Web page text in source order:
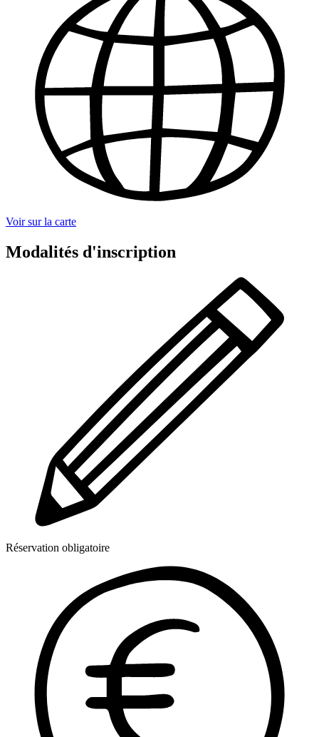
Voir sur la carte
Modalités d'inscription
Réservation obligatoire